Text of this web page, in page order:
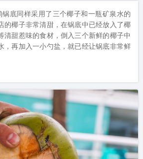
底同样采用了三个椰子和一瓶矿泉水的
的椰子非常清甜，在锅底中已经放入了椰
清甜惹味的食材，倒入三个新鲜的椰子中
，再加入一小勺盐，就已经让锅底非常鲜